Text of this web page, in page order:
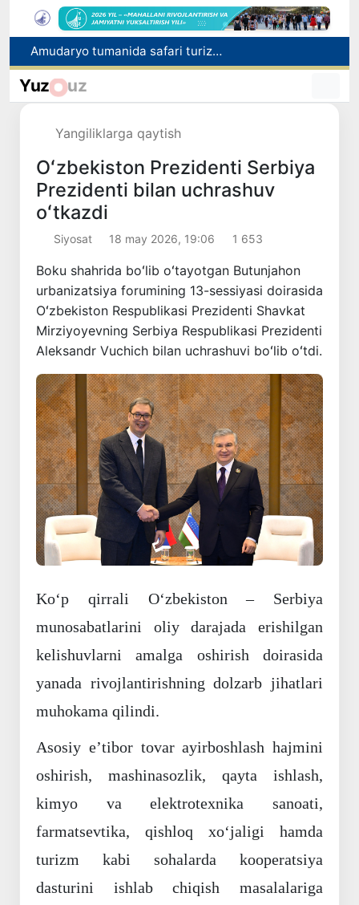
Korrupsiyaga qarshi kurashish agentligi: 9,3 mlrd so‘mdan ortiq davlat xaridida qonunbuzilish holatlari aniqlandi
Tataristondagi hujum oqibatida 7 nafar O‘zbekiston fuqarosi halok bo‘ldi
Yuz uz
Yangiliklarga qaytish
Oʻzbekiston Prezidenti Serbiya
Prezidenti bilan uchrashuv
oʻtkazdi
Siyosat 18 may 2026, 19:06 1 653
Boku shahrida boʻlib oʻtayotgan Butunjahon
urbanizatsiya forumining 13-sessiyasi doirasida
Oʻzbekiston Respublikasi Prezidenti Shavkat
Mirziyoyevning Serbiya Respublikasi Prezidenti
Aleksandr Vuchich bilan uchrashuvi boʻlib oʻtdi.
Koʻp qirrali Oʻzbekiston – Serbiya
munosabatlarini oliy darajada erishilgan
kelishuvlarni amalga oshirish doirasida
yanada rivojlantirishning dolzarb jihatlari
muhokama qilindi.
Asosiy eʼtibor tovar ayirboshlash hajmini
oshirish, mashinasozlik, qayta ishlash,
kimyo va elektrotexnika sanoati,
farmatsevtika, qishloq xoʻjaligi hamda
turizm kabi sohalarda kooperatsiya
dasturini ishlab chiqish masalalariga